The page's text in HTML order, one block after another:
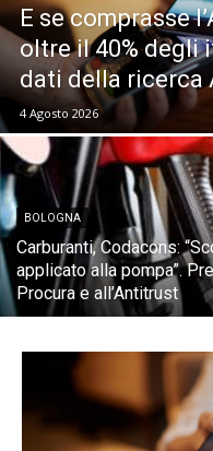
E se comprasse
oltre il 40% degli
dati della ricerca
4 Agosto 2026
BOLOGNA
Carburanti, Codacons:
applicato alla pompa”.
Procura e all’Antitrust